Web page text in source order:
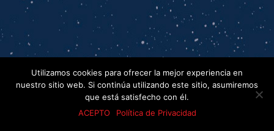
Utilizamos cookies para ofrecer la mejor experiencia en
nuestro sitio web. Si continúa utilizando este sitio, asumiremos
que está satisfecho con él.
ACEPTO
Política de Privacidad